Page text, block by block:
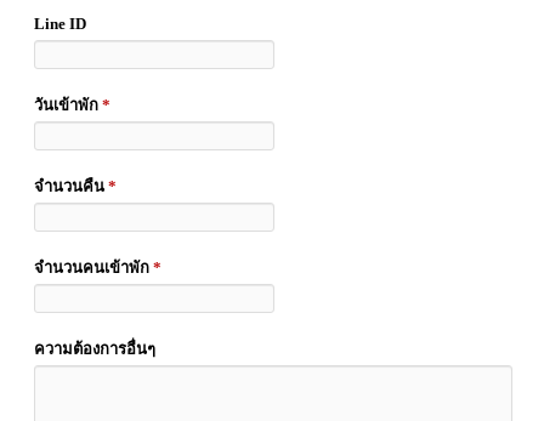
Line ID
วันเข้าพัก *
จำนวนคืน *
จำนวนคนเข้าพัก *
ความต้องการอื่นๆ